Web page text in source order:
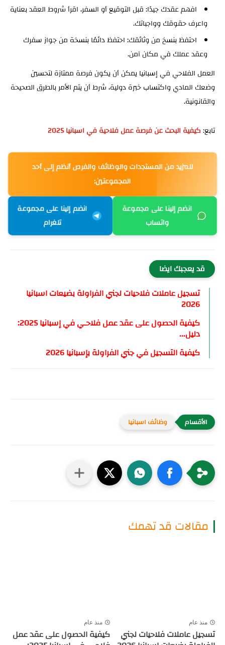
افهم عقدك جيدًا: قبل التوقيع أو السفر، اقرأ شروط العقد بعناية
واعرف حقوقك وواجباتك.
احتفظ بنسخ من وثائقك: احتفظ دائمًا بنسخة من جواز سفرك
وعقد عملك في مكان آمن.
العمل الفلاحي في إسبانيا يمكن أن يكون فرصة ممتازة لتحسين
وضعك المادي واكتساب خبرة دولية، شرط أن يتم الأمر بالطرق الصحيحة
والقانونية.
تابع:كيفية البحث عن فرصة عمل فلاحية في اسبانيا 2025
للمزيد من المستجدات والوظائف والفرص أنظم إلى أحد
المجموعتين:
انضم إلينا على مجموعة
واتساب
انضم إلينا على مجموعة
تلغرام
قد يعجبك ايضا
تسجيل عاملات فلاحيات لجني الفراولة بضيعات اسبانيا
2026
كيفية الحصول على عقد عمل فلاحـي في إسبانيا 2025:
دليل...
كيفية التسجيل في جني الفراولة بإسبانيا 2026
وظائف اسبانيا
مقالات قد تهمك
منذ عام
تسجيل عاملات فلاحيات لجني
منذ عام
كيفية الحصول على عقد عمل